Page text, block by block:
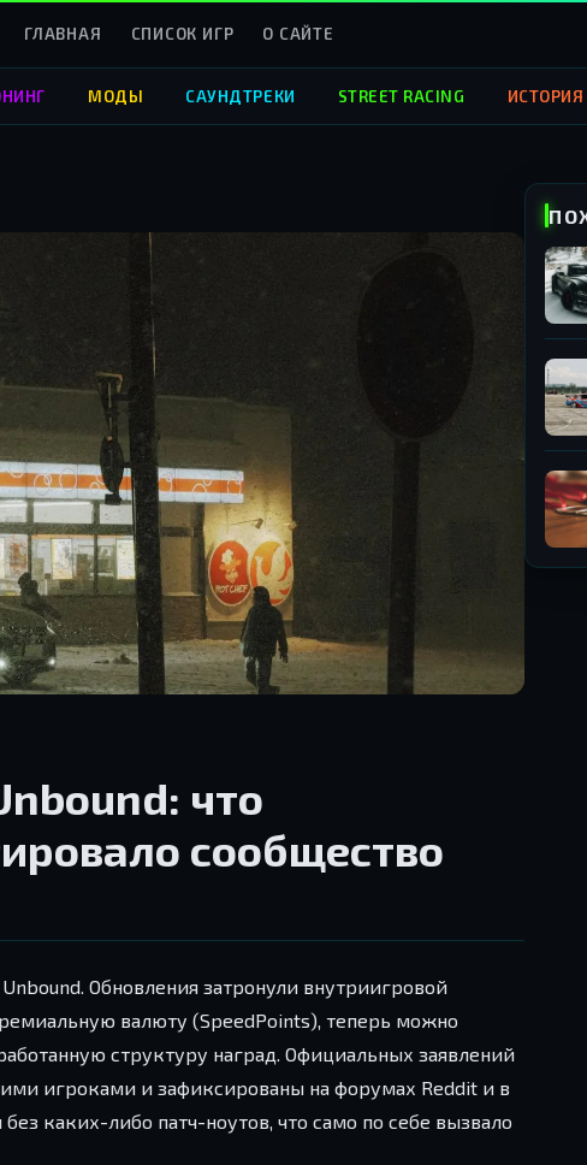
ГЛАВНАЯ СПИСОК ИГР О САЙТЕ
МОДЫ САУНДТРЕКИ STREET RACING ИСТОРИЯ
что
сообщество
Обновления затронули внутриигровой
валюту (SpeedPoints), теперь можно
структуру наград. Официальных заявлений
игроками и зафиксированы на форумах Reddit и в
каких-либо патч-ноутов, что само по себе вызвало